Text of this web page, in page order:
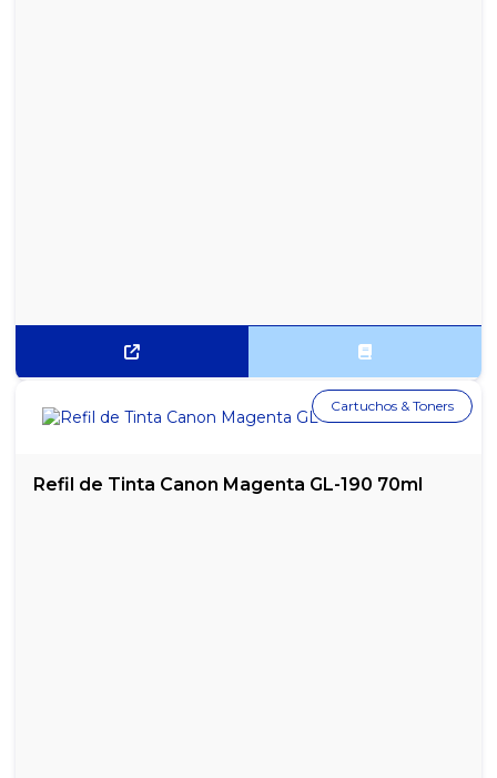
Refil de Tinta Canon Magenta GL-190 70ml
Cartuchos & Toners